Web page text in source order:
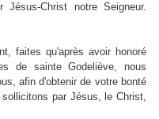
Christ notre Seigneur.
faites qu'après avoir honoré
de sainte Godeliève, nous
afin d'obtenir de votre bonté
par Jésus, le Christ,